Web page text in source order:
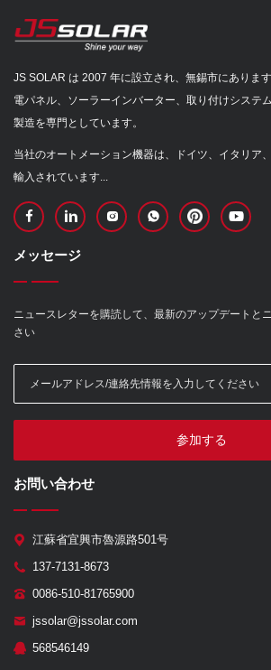
JS SOLAR は 2007 年に設立され、無錫市にありま
電パネル、ソーラーインバーター、取り付けシステ
製造を専門としています。
当社のオートメーション機器は、ドイツ、イタリア
輸入されています...
メッセージ
ニュースレターを購読して、最新のアップデートと
さい
参加する
お問い合わせ
江蘇省宜興市魯源路501号
137-7131-8673
0086-510-81765900
jssolar@jssolar.com
568546149